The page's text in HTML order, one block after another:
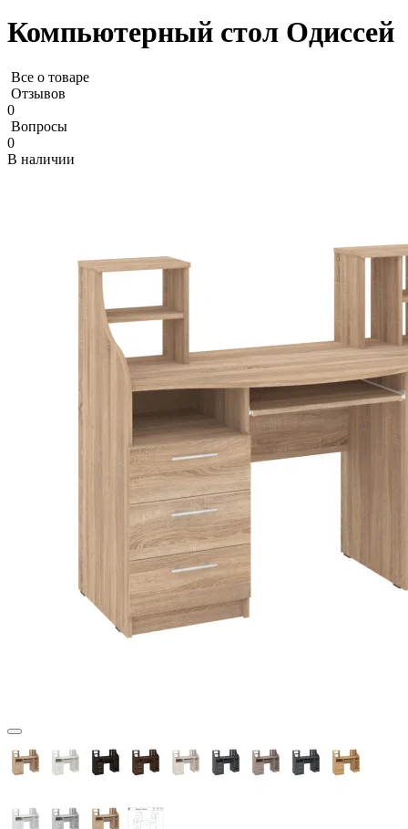
Компьютерный стол Одиссей
Все о товаре
Отзывов
0
Вопросы
0
В наличии